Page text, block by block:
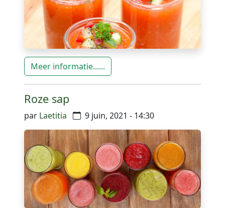
Meer informatie......
Roze sap
par Laetitia 9 juin, 2021 - 14:30